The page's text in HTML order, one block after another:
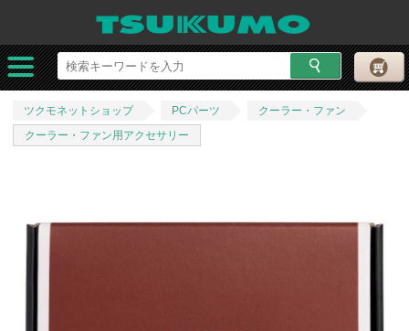
ツクモネットショップ PCパーツ
クーラー・ファン
クーラー・ファン用アクセサリー